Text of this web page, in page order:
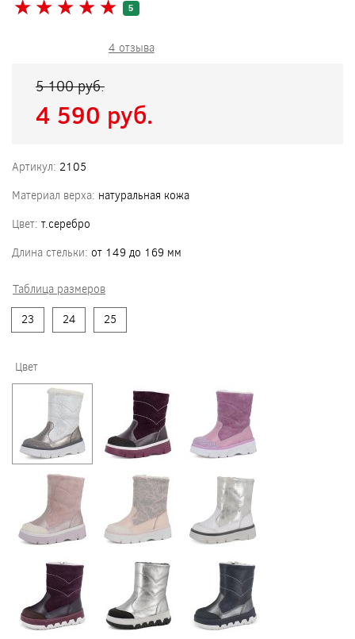
★ ★ ★ ★ ★
★ ★ ★ ★ ★ 5
4 отзыва
5 100 pуб.
4 590 pуб.
Артикул: 2105
Материал верха: натуральная кожа
Цвет: т.серебро
Длина стельки: от 149 до 169 мм
Таблица размеров
23
24 25
Цвет